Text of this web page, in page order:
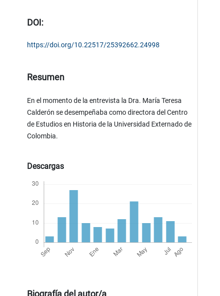
DOI:
https://doi.org/10.22517/25392662.24998
Resumen
En el momento de la entrevista la Dra. María Teresa
Calderón se desempeñaba como directora del Centro
de Estudios en Historia de la Universidad Externado de
Colombia.
Descargas
Biografía del autor/a